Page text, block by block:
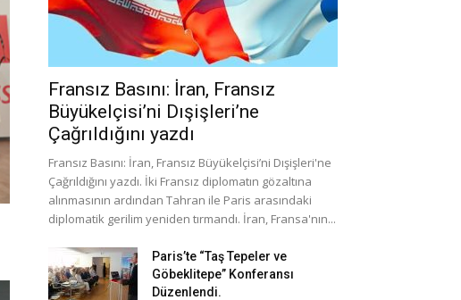
Fransız Basını: İran, Fransız
Büyükelçisi’ni Dışişleri’ne
Çağrıldığını yazdı
Fransız Basını: İran, Fransız Büyükelçisi’ni Dışişleri'ne
Çağrıldığını yazdı. İki Fransız diplomatın gözaltına
alınmasının ardından Tahran ile Paris arasındaki
diplomatik gerilim yeniden tırmandı. İran, Fransa'nın...
Paris’te “Taş Tepeler ve
Göbeklitepe” Konferansı
Düzenlendi.